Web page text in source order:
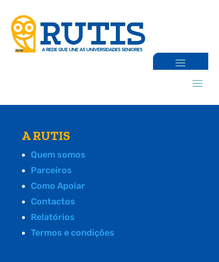
A RUTIS
Quem somos
Parceiros
Como Apoiar
Contactos
Relatórios
Termos e condições